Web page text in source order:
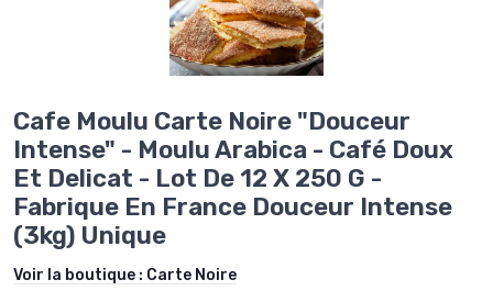
Cafe Moulu Carte Noire "Douceur
Intense" - Moulu Arabica - Café Doux
Et Delicat - Lot De 12 X 250 G -
Fabrique En France Douceur Intense
(3kg) Unique
Voir la boutique : Carte Noire